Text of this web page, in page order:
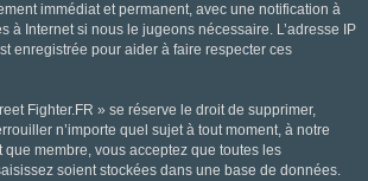
immédiat et permanent, avec une notification à
à Internet si nous le jugeons nécessaire. L’adresse IP
enregistrée pour aider à faire respecter ces
Fighter.FR » se réserve le droit de supprimer,
n’importe quel sujet à tout moment, à notre
que membre, vous acceptez que toutes les
soient stockées dans une base de données.